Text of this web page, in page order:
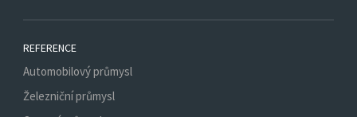
REFERENCE
Automobilový průmysl
Železniční průmysl